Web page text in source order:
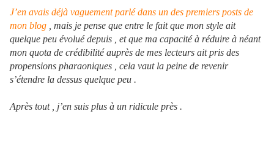
J’en avais déjà vaguement parlé dans un des premiers posts de
mon blog , mais je pense que entre le fait que mon style ait
quelque peu évolué depuis , et que ma capacité à réduire à néant
mon quota de crédibilité auprès de mes lecteurs ait pris des
propensions pharaoniques , cela vaut la peine de revenir
s’étendre la dessus quelque peu .
Après tout , j’en suis plus à un ridicule près .